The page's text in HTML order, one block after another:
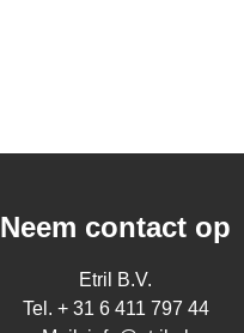
Neem contact op
Etril B.V.
Tel. + 31 6 411 797 44​